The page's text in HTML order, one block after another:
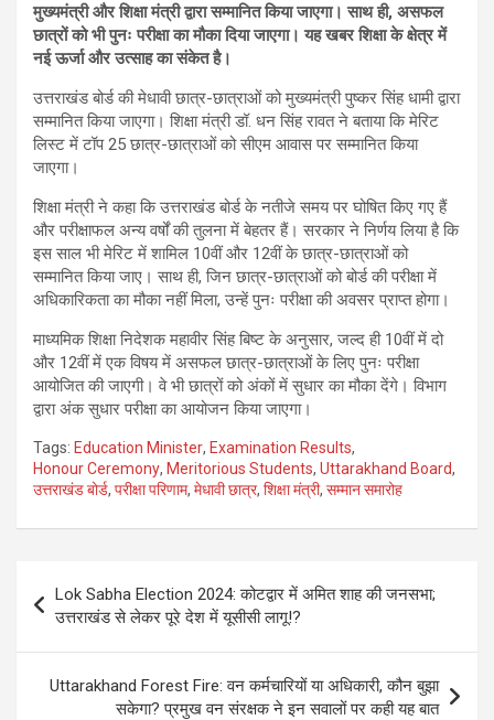
मुख्यमंत्री और शिक्षा मंत्री द्वारा सम्मानित किया जाएगा। साथ ही, असफल
छात्रों को भी पुनः परीक्षा का मौका दिया जाएगा। यह खबर शिक्षा के क्षेत्र में
नई ऊर्जा और उत्साह का संकेत है।
उत्तराखंड बोर्ड की मेधावी छात्र-छात्राओं को मुख्यमंत्री पुष्कर सिंह धामी द्वारा
सम्मानित किया जाएगा। शिक्षा मंत्री डॉ. धन सिंह रावत ने बताया कि मेरिट
लिस्ट में टॉप 25 छात्र-छात्राओं को सीएम आवास पर सम्मानित किया
जाएगा।
शिक्षा मंत्री ने कहा कि उत्तराखंड बोर्ड के नतीजे समय पर घोषित किए गए हैं
और परीक्षाफल अन्य वर्षों की तुलना में बेहतर हैं। सरकार ने निर्णय लिया है कि
इस साल भी मेरिट में शामिल 10वीं और 12वीं के छात्र-छात्राओं को
सम्मानित किया जाए। साथ ही, जिन छात्र-छात्राओं को बोर्ड की परीक्षा में
अधिकारिकता का मौका नहीं मिला, उन्हें पुनः परीक्षा की अवसर प्राप्त होगा।
माध्यमिक शिक्षा निदेशक महावीर सिंह बिष्ट के अनुसार, जल्द ही 10वीं में दो
और 12वीं में एक विषय में असफल छात्र-छात्राओं के लिए पुनः परीक्षा
आयोजित की जाएगी। वे भी छात्रों को अंकों में सुधार का मौका देंगे। विभाग
द्वारा अंक सुधार परीक्षा का आयोजन किया जाएगा।
Tags: Education Minister, Examination Results,
Honour Ceremony, Meritorious Students, Uttarakhand Board,
उत्तराखंड बोर्ड, परीक्षा परिणाम, मेधावी छात्र, शिक्षा मंत्री, सम्मान समारोह
navigation
Lok Sabha Election 2024: कोटद्वार में अमित शाह की जनसभा;
उत्तराखंड से लेकर पूरे देश में यूसीसी लागू!?
Uttarakhand Forest Fire: वन कर्मचारियों या अधिकारी, कौन बुझा
सकेगा? प्रमुख वन संरक्षक ने इन सवालों पर कही यह बात